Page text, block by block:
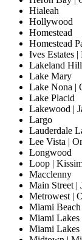
Hialeah
Hollywood
Homestead
Homestead
Ives Estates
Lakeland
Lake Mary
Lake Nona |
Lake Placid
Lakewood |
Largo
Lauderdale
Lee Vista |
Longwood
Loop |
Macclenny
Main Street |
Metrowest |
Miami Beach
Miami Lakes
Miami Lakes